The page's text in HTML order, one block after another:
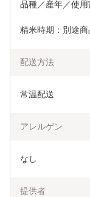
品種／産年／使
精米時期：別途
配送方法
常温配送
アレルゲン
なし
提供者